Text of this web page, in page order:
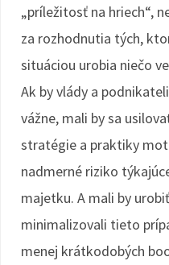
„príležitosť na hriech“,
za rozhodnutia tých,
situáciou urobia niečo
Ak by vlády a
vážne, mali by sa
stratégie a praktiky
nadmerné riziko
majetku. A mali by
minimalizovali tieto
menej krátkodobých